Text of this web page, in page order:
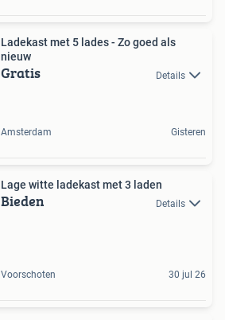
Ladekast met 5 lades - Zo goed als
nieuw
Gratis Details
Amsterdam Gisteren
Lage witte ladekast met 3 laden
Bieden Details
Voorschoten 30 jul 26